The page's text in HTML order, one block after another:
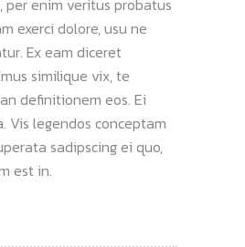
per enim veritus probatus
exerci dolore, usu ne
Ex eam diceret
similique vix, te
definitionem eos. Ei
Vis legendos conceptam
sadipscing ei quo,
est in.